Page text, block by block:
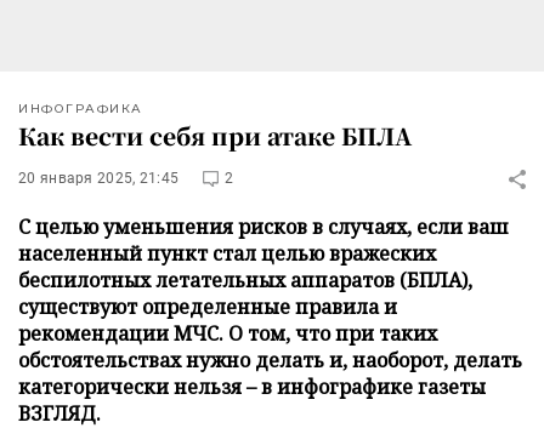
ИНФОГРАФИКА
Как вести себя при атаке БПЛА
20 января 2025, 21:45 2
С целью уменьшения рисков в случаях, если ваш
населенный пункт стал целью вражеских
беспилотных летательных аппаратов (БПЛА),
существуют определенные правила и
рекомендации МЧС. О том, что при таких
обстоятельствах нужно делать и, наоборот, делать
категорически нельзя – в инфографике газеты
ВЗГЛЯД.